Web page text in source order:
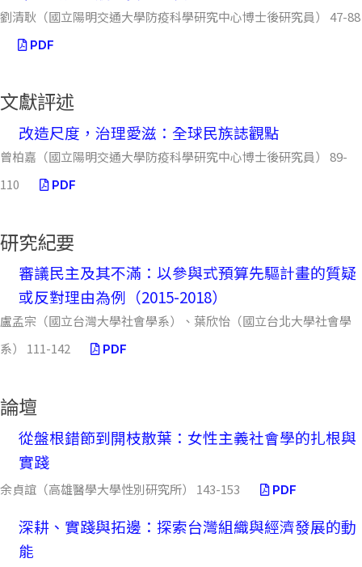
劉清耿（國立陽明交通大學防疫科學研究中心博士後研究員） 47-88
PDF
文獻評述
改造尺度，治理愛滋：全球民族誌觀點
曾柏嘉（國立陽明交通大學防疫科學研究中心博士後研究員） 89-
110
PDF
研究紀要
審議民主及其不滿：以參與式預算先驅計畫的質疑
或反對理由為例（2015-2018）
盧孟宗（國立台灣大學社會學系）、葉欣怡（國立台北大學社會學
系） 111-142
PDF
論壇
從盤根錯節到開枝散葉：女性主義社會學的扎根與
實踐
余貞誼（高雄醫學大學性別研究所） 143-153 PDF
深耕、實踐與拓邊：探索台灣組織與經濟發展的動
能